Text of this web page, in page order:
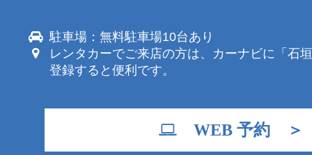
駐車場：無料駐車場10台あり
レンタカーでご来店の方は、カーナビに「石
登録すると便利です。
WEB 予約 ＞